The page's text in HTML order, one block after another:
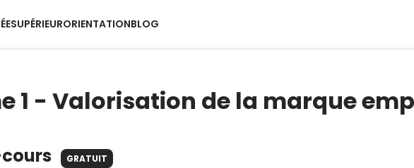
SUPÉRIEURORIENTATIONBLOG
1 - Valorisation de la marque
GRATUIT